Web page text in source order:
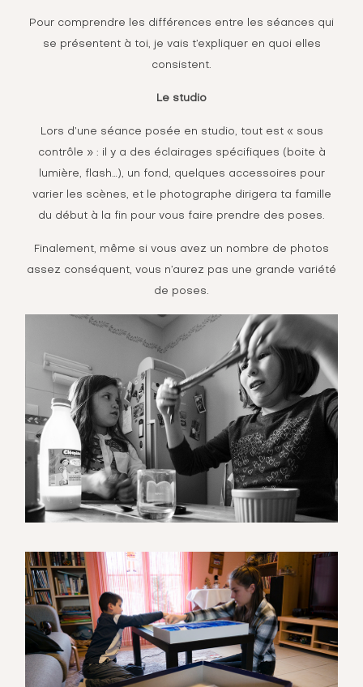
Pour comprendre les différences entre les séances qui
se présentent à toi, je vais t’expliquer en quoi elles
consistent.
Le studio
Lors d’une séance posée en studio, tout est « sous
contrôle » : il y a des éclairages spécifiques (boite à
lumière, flash…), un fond, quelques accessoires pour
varier les scènes, et le photographe dirigera ta famille
du début à la fin pour vous faire prendre des poses.
Finalement, même si vous avez un nombre de photos
assez conséquent, vous n’aurez pas une grande variété
de poses.